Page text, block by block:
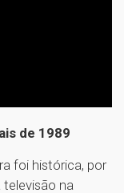
de 1989
foi histórica, por
televisão na